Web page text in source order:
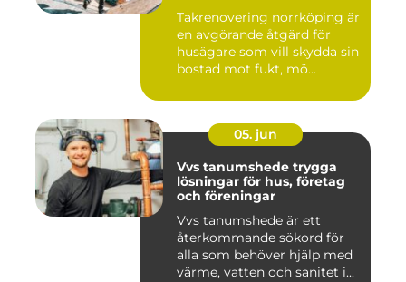
Takrenovering norrköping är
en avgörande åtgärd för
husägare som vill skydda sin
bostad mot fukt, mö...
05. jun
Vvs tanumshede trygga
lösningar för hus, företag
och föreningar
Vvs tanumshede är ett
återkommande sökord för
alla som behöver hjälp med
värme, vatten och sanitet i...